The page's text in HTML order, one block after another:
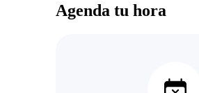
Agenda tu hora